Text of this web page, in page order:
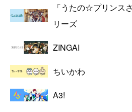
「うたの☆プリンス
リーズ
ZINGAI
ちいかわ
A3!